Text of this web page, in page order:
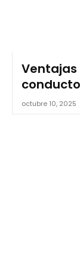
Ventajas
octubre 10, 2025